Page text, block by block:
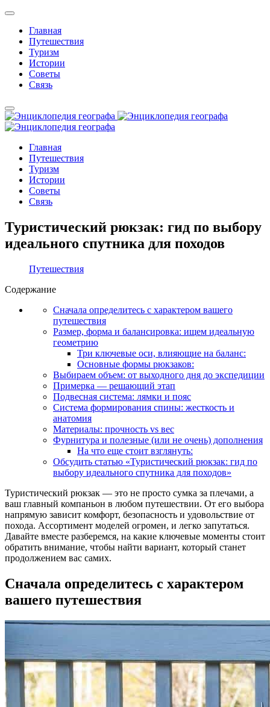
Главная
Путешествия
Туризм
Истории
Советы
Связь
Главная
Путешествия
Туризм
Истории
Советы
Связь
Туристический рюкзак: гид по выбору
идеального спутника для походов
Путешествия
Содержание
Сначала определитесь с характером вашего
путешествия
Размер, форма и балансировка: ищем идеальную
геометрию
Три ключевые оси, влияющие на баланс:
Основные формы рюкзаков:
Выбираем объем: от выходного дня до экспедиции
Примерка — решающий этап
Подвесная система: лямки и пояс
Система формирования спины: жесткость и
анатомия
Материалы: прочность vs вес
Фурнитура и полезные (или не очень) дополнения
На что еще стоит взглянуть:
Обсудить статью «Туристический рюкзак: гид по
выбору идеального спутника для походов»
Туристический рюкзак — это не просто сумка за плечами, а
ваш главный компаньон в любом путешествии. От его выбора
напрямую зависит комфорт, безопасность и удовольствие от
похода. Ассортимент моделей огромен, и легко запутаться.
Давайте вместе разберемся, на какие ключевые моменты стоит
обратить внимание, чтобы найти вариант, который станет
продолжением вас самих.
Сначала определитесь с характером
вашего путешествия